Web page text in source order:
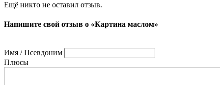
Ещё никто не оставил отзыв.
Напишите свой отзыв о «Картина маслом»
Имя / Псевдоним
Плюсы